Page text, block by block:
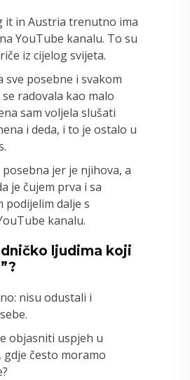
it in Austria trenutno ima
YouTube kanalu. To su
iz cijelog svijeta.
sve posebne i svakom
radovala kao malo
sam voljela slušati
i deda, i to je ostalo u
jer je njihova, a
je čujem prva i sa
podijelim dalje s
kanalu.
ljudima koji
nisu odustali i
objasniti uspjeh u
često moramo